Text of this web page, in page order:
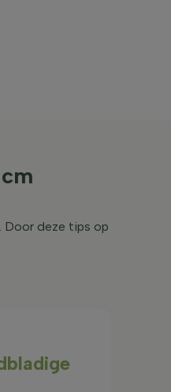
Door deze tips op